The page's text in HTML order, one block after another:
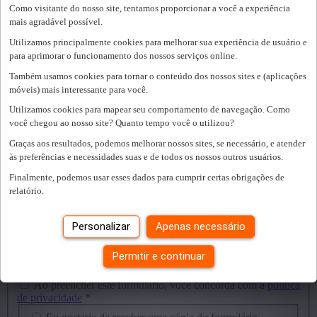
Como visitante do nosso site, tentamos proporcionar a você a experiência
mais agradável possível.
Utilizamos principalmente cookies para melhorar sua experiência de usuário e
para aprimorar o funcionamento dos nossos serviços online.
Também usamos cookies para tornar o conteúdo dos nossos sites e (aplicações
móveis) mais interessante para você.
Utilizamos cookies para mapear seu comportamento de navegação. Como
você chegou ao nosso site? Quanto tempo você o utilizou?
Graças aos resultados, podemos melhorar nossos sites, se necessário, e atender
às preferências e necessidades suas e de todos os nossos outros usuários.
Finalmente, podemos usar esses dados para cumprir certas obrigações de
relatório.
Personalizar Apenas necessário
Permitir e continuar
Contacte-nos por email:ir@startpeople.be
Ou pelo telefone: 0032 9 235 7710
Ou preencha o formulário abaixo:
Email*
Nome(s) próprio(s)*
Apelido(s)*
Localização atual*
(por exemplo: +32 (0) 475 12 34 56)
Mensagem*
Ao preencher este formulário, você concorda com apolítica
de privacidade *